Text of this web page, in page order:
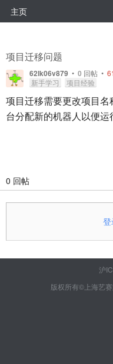
主页
项目迁移问题
62lk06v879 • 0 回帖 •
新手学习
项目经验
项目迁移需要更改项目
台分配新的机器人以便
0 回帖
沪
版权所有©上海艺